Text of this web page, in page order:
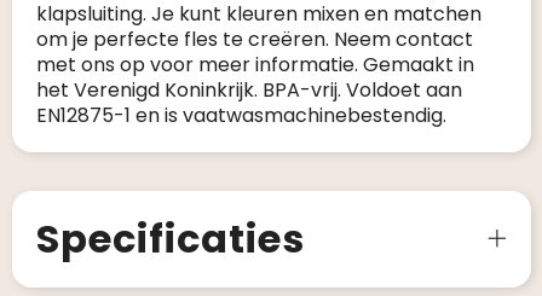
klapsluiting. Je kunt kleuren mixen en matchen
om je perfecte fles te creëren. Neem contact
met ons op voor meer informatie. Gemaakt in
het Verenigd Koninkrijk. BPA-vrij. Voldoet aan
EN12875-1 en is vaatwasmachinebestendig.
Specificaties